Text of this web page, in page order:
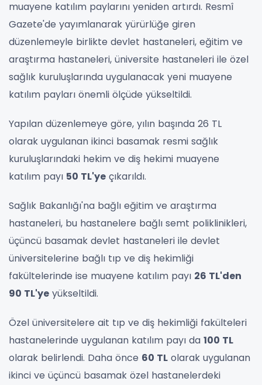
muayene katılım paylarını yeniden artırdı. Resmî
Gazete'de yayımlanarak yürürlüğe giren
düzenlemeyle birlikte devlet hastaneleri, eğitim ve
araştırma hastaneleri, üniversite hastaneleri ile özel
sağlık kuruluşlarında uygulanacak yeni muayene
katılım payları önemli ölçüde yükseltildi.
Yapılan düzenlemeye göre, yılın başında 26 TL
olarak uygulanan ikinci basamak resmi sağlık
kuruluşlarındaki hekim ve diş hekimi muayene
katılım payı 50 TL'ye çıkarıldı.
Sağlık Bakanlığı'na bağlı eğitim ve araştırma
hastaneleri, bu hastanelere bağlı semt poliklinikleri,
üçüncü basamak devlet hastaneleri ile devlet
üniversitelerine bağlı tıp ve diş hekimliği
fakültelerinde ise muayene katılım payı 26 TL'den
90 TL'ye yükseltildi.
Özel üniversitelere ait tıp ve diş hekimliği fakülteleri
hastanelerinde uygulanan katılım payı da 100 TL
olarak belirlendi. Daha önce 60 TL olarak uygulanan
ikinci ve üçüncü basamak özel hastanelerdeki